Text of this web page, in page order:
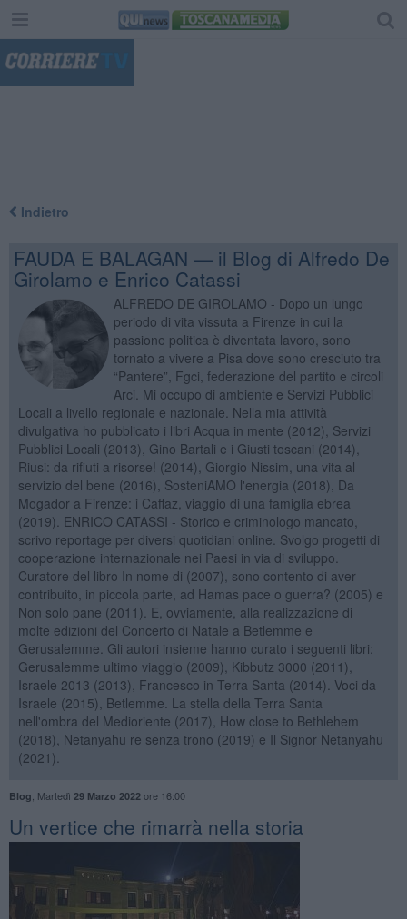
Indietro
FAUDA E BALAGAN — il Blog di Alfredo De
Girolamo e Enrico Catassi
ALFREDO DE GIROLAMO - Dopo un lungo
periodo di vita vissuta a Firenze in cui la
passione politica è diventata lavoro, sono
tornato a vivere a Pisa dove sono cresciuto tra
“Pantere”, Fgci, federazione del partito e circoli
Arci. Mi occupo di ambiente e Servizi Pubblici
Locali a livello regionale e nazionale. Nella mia attività
divulgativa ho pubblicato i libri Acqua in mente (2012), Servizi
Pubblici Locali (2013), Gino Bartali e i Giusti toscani (2014),
Riusi: da rifiuti a risorse! (2014), Giorgio Nissim, una vita al
servizio del bene (2016), SosteniAMO l'energia (2018), Da
Mogador a Firenze: i Caffaz, viaggio di una famiglia ebrea
(2019). ENRICO CATASSI - Storico e criminologo mancato,
scrivo reportage per diversi quotidiani online. Svolgo progetti di
cooperazione internazionale nei Paesi in via di sviluppo.
Curatore del libro In nome di (2007), sono contento di aver
contribuito, in piccola parte, ad Hamas pace o guerra? (2005) e
Non solo pane (2011). E, ovviamente, alla realizzazione di
molte edizioni del Concerto di Natale a Betlemme e
Gerusalemme. Gli autori insieme hanno curato i seguenti libri:
Gerusalemme ultimo viaggio (2009), Kibbutz 3000 (2011),
Israele 2013 (2013), Francesco in Terra Santa (2014). Voci da
Israele (2015), Betlemme. La stella della Terra Santa
nell'ombra del Medioriente (2017), How close to Bethlehem
(2018), Netanyahu re senza trono (2019) e Il Signor Netanyahu
(2021).
Blog Martedì 29 Marzo 2022ore 16:00
Un vertice che rimarrà nella storia